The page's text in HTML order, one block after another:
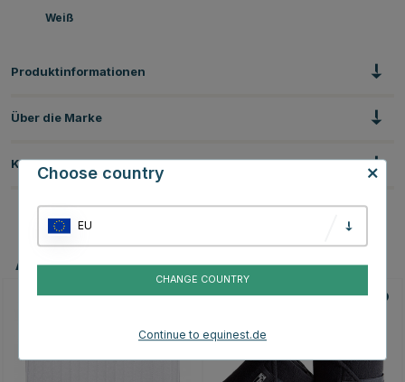
Weiß
Produktinformationen
Über die Marke
Kundenbewertungen
Andere Produkte, die Ihnen gefallen könnten
Choose country
EU
CHANGE COUNTRY
Continue to equinest.de